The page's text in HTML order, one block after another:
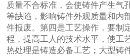
质量不合标准，会使铸件产生气
等缺陷，影响铸件外观质量和内
件报废。第四是工艺操作，要制
程，提高工人的技术水平，使工
热处理是铸造必备工艺；大型铸